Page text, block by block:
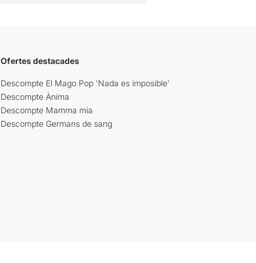
Ofertes destacades
Descompte El Mago Pop 'Nada es imposible'
Descompte Ànima
Descompte Mamma mia
Descompte Germans de sang